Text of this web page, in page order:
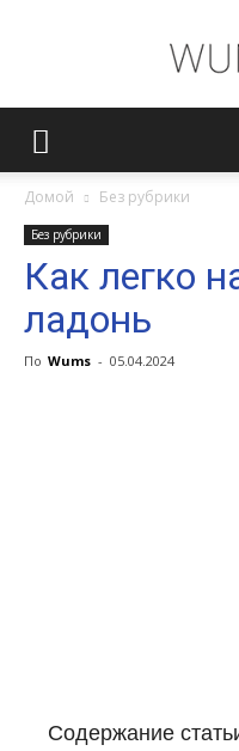
Домой Без рубрики
Без рубрики
Как легко
ладонь
По Wums - 05.04.2024
Содержание